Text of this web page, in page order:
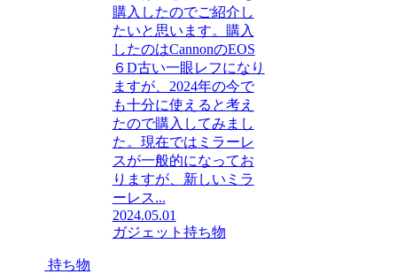
購入したのでご紹介し
たいと思います。購入
したのはCannonのEOS
６D古い一眼レフになり
ますが、2024年の今で
も十分に使えると考え
たので購入してみまし
た。現在ではミラーレ
スが一般的になってお
りますが、新しいミラ
ーレス...
2024.05.01
ガジェット 持ち物
持ち物